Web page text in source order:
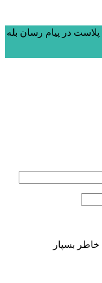
در پیام رسان بله
خاطر بسپار